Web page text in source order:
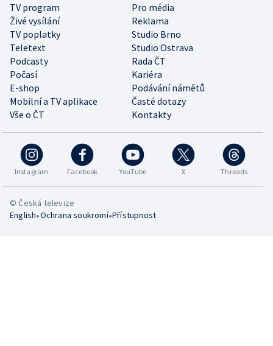
TV program
Pro média
Živé vysílání
Reklama
TV poplatky
Studio Brno
Teletext
Studio Ostrava
Podcasty
Rada ČT
Počasí
Kariéra
E-shop
Podávání námětů
Mobilní a TV aplikace
Časté dotazy
Vše o ČT
Kontakty
Instagram Facebook YouTube X Threads
© Česká televize
English•Ochrana soukromí•Přístupnost